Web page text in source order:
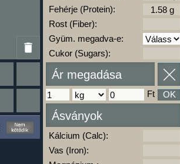
Ha ma már nem eszel/sportolsz többet,
kattints a kiértékelésre!
A Kalória Szimulátor Prémium funkció.
Fehérje (Protein):
Rost (Fiber):
Gyüm. megadva-e:
Cukor (Sugars):
Ár megadása
Ft OK
Ásványok
Kálcium (Calc):
Vas (Iron):